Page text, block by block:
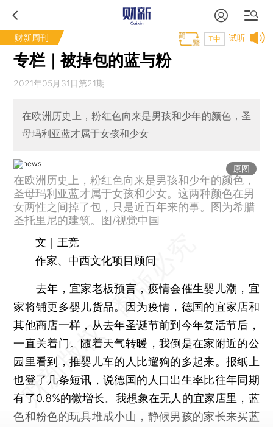
财新周刊 试听
T中
专栏｜被掉包的蓝与粉
2021年05月31日第21期
在欧洲历史上，粉红色向来是男孩和少年的颜色，圣
母玛利亚蓝才属于女孩和少女
原图
在欧洲历史上，粉红色向来是男孩和少年的颜色，
圣母玛利亚蓝才属于女孩和少女。这两种颜色在男
女两性之间掉了包，只是近百年来的事。图为希腊
圣托里尼的建筑。图/视觉中国
文｜王竞
作家、中西文化项目顾问
去年，宜家老板预言，疫情会催生婴儿潮，宜
家将铺更多婴儿货品。因为疫情，德国的宜家店和
其他商店一样，从去年圣诞节前到今年复活节后，
一直关着门。随着天气转暖，我倒是在家附近的公
园里看到，推婴儿车的人比遛狗的多起来。报纸上
也登了几条短讯，说德国的人口出生率比往年同期
有了0.8%的微增长。我想象在无人的宜家店里，蓝
色和粉色的玩具堆成小山，静候男孩的家长来买蓝